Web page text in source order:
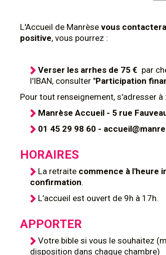
L'Accueil de Manrèse vous
positive, vous pourrez :
Verser les arrhes de 75 € par
l'IBAN, consulter "Participation
Pour tout renseignement, s'adresser à :
Manrèse Accueil - 5 rue
01 45 29 98 60 -
HORAIRES
La retraite commence à l'heure
confirmation.
L’accueil est ouvert de 9h à 17h.
APPORTER
Votre bible si vous le souhaitez
disposition dans chaque chambre)